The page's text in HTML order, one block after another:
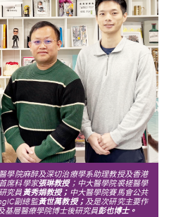
學院麻醉及深切治療學系助理教授及香港
席科學家張琳教授；中大醫學院裘槎醫學
究員黃秀娟教授； 中大醫學院賽馬會公共
副總監黃世萬教授；及是次研究主要作
基層醫療學院博士後研究員彭也博士。